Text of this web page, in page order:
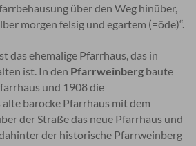
über den Weg hinüber,
morgen felsig und egartem (=öde)“.
das ehemalige Pfarrhaus, das in
ist. In den Pfarrweinbergbaute
und 1908 die
barocke Pfarrhaus mit dem
der Straße das neue Pfarrhaus und
der historische Pfarrweinberg